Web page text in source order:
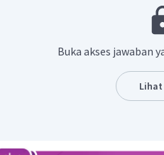
Kemudian buatlah
larutan B.
perlu dikali dengan faktor vant
Buka akses jawaban